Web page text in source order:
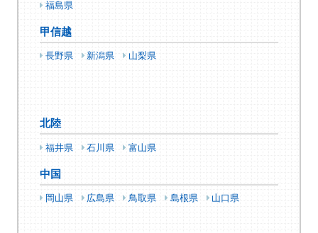
福島県
甲信越
長野県 新潟県 山梨県
北陸
福井県 石川県 富山県
中国
岡山県 広島県 鳥取県 島根県 山口県